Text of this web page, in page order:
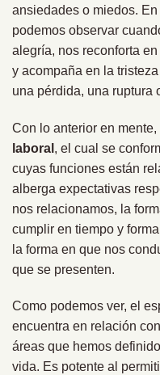
ansiedades o miedos.
podemos observar
alegría, nos reconforta
y acompaña en la
una pérdida, una ruptura
Con lo anterior en mente,
laboral , el cual se
cuyas funciones están
alberga expectativas
nos relacionamos, la
cumplir en tiempo y
la forma en que nos
que se presenten.
Como podemos ver, el
encuentra en relación
áreas que hemos
vida. Es potente al